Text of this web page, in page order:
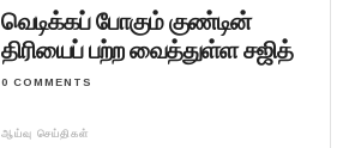
வெடிக்கப் போகும் குண்டின்
திரியைப் பற்ற வைத்துள்ள சஜித்
0 COMMENTS
ஆய்வு செய்திகள்